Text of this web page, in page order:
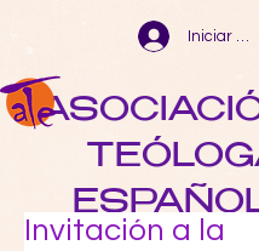
Iniciar
Invitación a la